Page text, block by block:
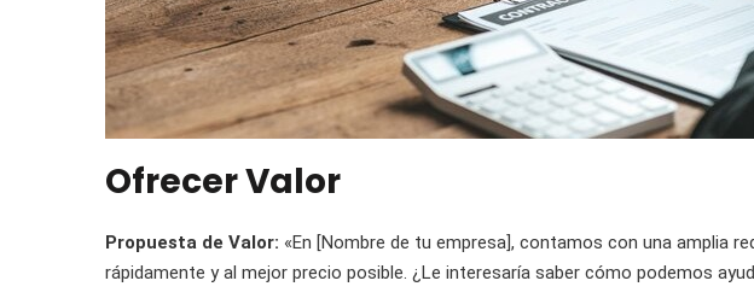
Ofrecer Valor
Propuesta de Valor: «En [Nombre de tu empresa], contamos con una amplia
rápidamente y al mejor precio posible. ¿Le interesaría saber cómo podemos